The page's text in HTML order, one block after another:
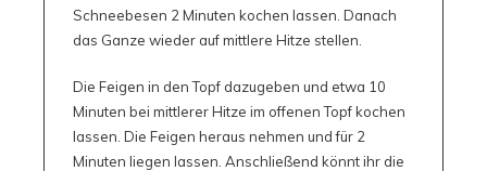
Schneebesen 2 Minuten kochen lassen. Danach
das Ganze wieder auf mittlere Hitze stellen.
Die Feigen in den Topf dazugeben und etwa 10
Minuten bei mittlerer Hitze im offenen Topf kochen
lassen. Die Feigen heraus nehmen und für 2
Minuten liegen lassen. Anschließend könnt ihr die